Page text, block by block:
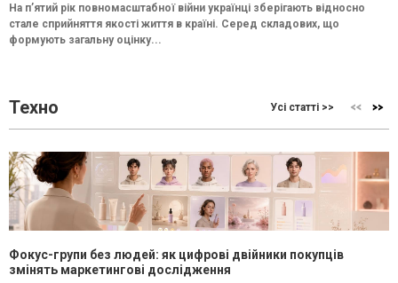
На п’ятий рік повномасштабної війни українці зберігають відносно
стале сприйняття якості життя в країні. Серед складових, що
формують загальну оцінку...
Техно Усі статті >>
Фокус-групи без людей: як цифрові двійники покупців
змінять маркетингові дослідження